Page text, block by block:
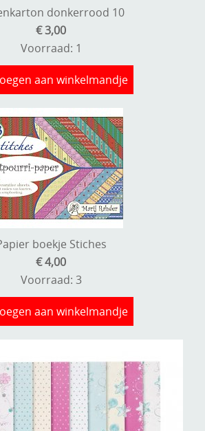
donkerrood 10
€ 3,00
Voorraad: 1
aan winkelmandje
boekje Stiches
€ 4,00
Voorraad: 3
aan winkelmandje